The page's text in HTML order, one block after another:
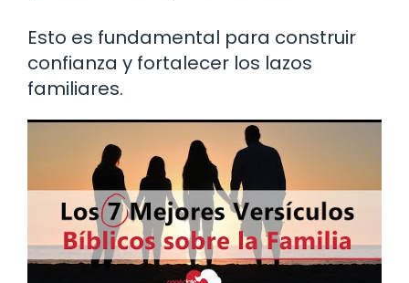
Esto es fundamental para construir
confianza y fortalecer los lazos
familiares.